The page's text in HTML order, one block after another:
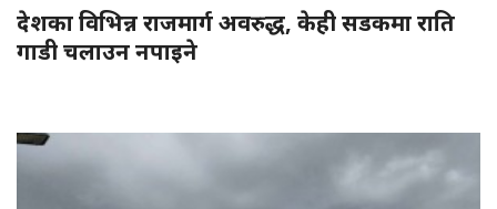
देशका विभिन्न राजमार्ग अवरुद्ध, केही सडकमा राति
गाडी चलाउन नपाइने